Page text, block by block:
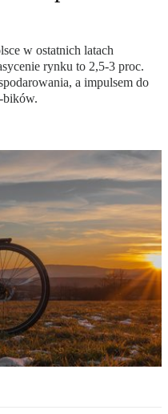
w ostatnich latach
rynku to 2,5-3 proc.
a impulsem do
bików.